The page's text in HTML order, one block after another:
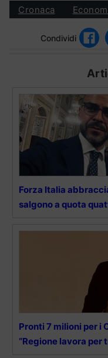
Cronaca
Condividi
Forza Italia
salgono a quota
Pronti 7 milioni per i
“Regione lavora per